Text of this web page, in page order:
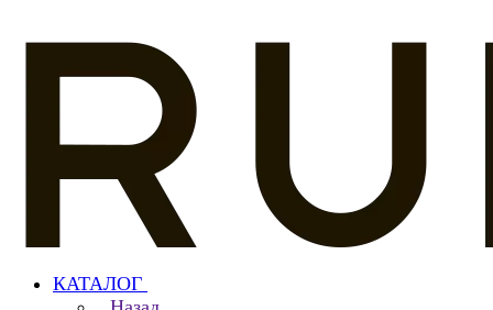
КАТАЛОГ